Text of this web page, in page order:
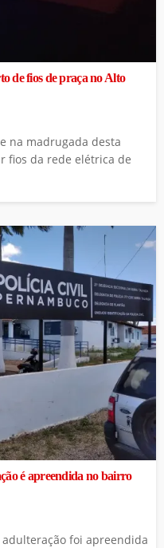
de fios de praça no Alto
na madrugada desta
fios da rede elétrica de
é apreendida no bairro
foi apreendida